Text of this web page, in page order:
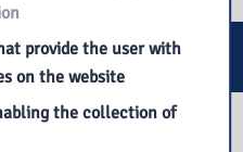
provide the user with
on the website
the collection of